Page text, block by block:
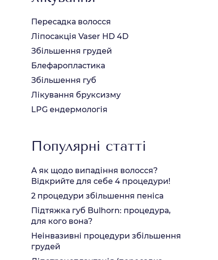
Пересадка волосся
Ліпосакція Vaser HD 4D
Збільшення грудей
Блефаропластика
Збільшення губ
Лікування бруксизму
LPG ендермологія
Популярні статті
А як щодо випадіння волосся?
Відкрийте для себе 4 процедури!
2 процедури збільшення пеніса
Підтяжка губ Bulhorn: процедура,
для кого вона?
Неінвазивні процедури збільшення
грудей